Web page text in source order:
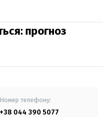
прогноз
Номер телефону:
+38 044 390 5077